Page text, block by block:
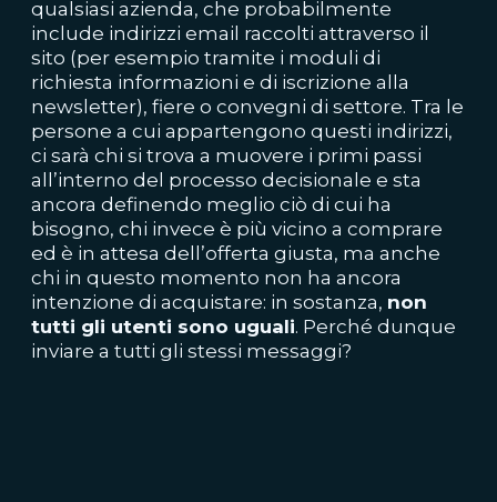
qualsiasi azienda, che probabilmente
include indirizzi email raccolti attraverso il
sito (per esempio tramite i moduli di
richiesta informazioni e di iscrizione alla
newsletter), fiere o convegni di settore. Tra le
persone a cui appartengono questi indirizzi,
ci sarà chi si trova a muovere i primi passi
all’interno del processo decisionale e sta
ancora definendo meglio ciò di cui ha
bisogno, chi invece è più vicino a comprare
ed è in attesa dell’offerta giusta, ma anche
chi in questo momento non ha ancora
intenzione di acquistare: in sostanza, non
tutti gli utenti sono uguali. Perché dunque
inviare a tutti gli stessi messaggi?